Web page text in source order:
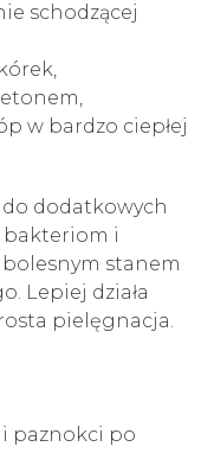
schodzącej
w bardzo ciepłej
do dodatkowych
bakteriom i
bolesnym stanem
Lepiej działa
pielęgnacja.
paznokci po